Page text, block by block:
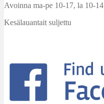
Avoinna ma-pe 10-17, la 10-14
Kesälauantait suljettu